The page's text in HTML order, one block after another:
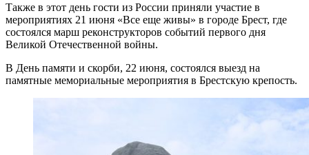
Также в этот день гости из России приняли участие в
мероприятиях 21 июня «Все еще живы» в городе Брест, где
состоялся марш реконструкторов событий первого дня
Великой Отечественной войны.
В День памяти и скорби, 22 июня, состоялся выезд на
памятные мемориальные мероприятия в Брестскую крепость.